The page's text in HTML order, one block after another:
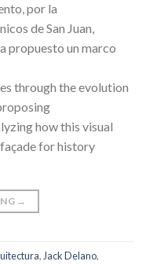
por la
de San Juan,
propuesto un marco
through the evolution
how this visual
for history
→
, Jack Delano,